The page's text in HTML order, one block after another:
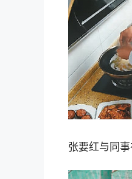
张要红与同